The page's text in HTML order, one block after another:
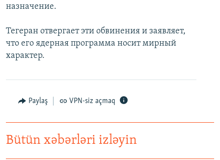
назначение.
Тегеран отвергает эти обвинения и заявляет,
что его ядерная программа носит мирный
характер.
Paylaş VPN-siz açmaq
Bütün xəbərləri izləyin